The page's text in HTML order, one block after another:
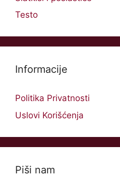
Testo
Informacije
Politika Privatnosti
Uslovi Korišćenja
Piši nam